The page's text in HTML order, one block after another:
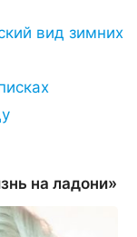
вид зимних
на ладони»